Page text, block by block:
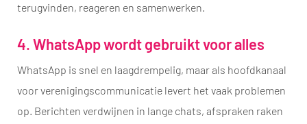
terugvinden, reageren en samenwerken.
4. WhatsApp wordt gebruikt voor alles
WhatsApp is snel en laagdrempelig, maar als hoofdkanaal
voor verenigingscommunicatie levert het vaak problemen
op. Berichten verdwijnen in lange chats, afspraken raken